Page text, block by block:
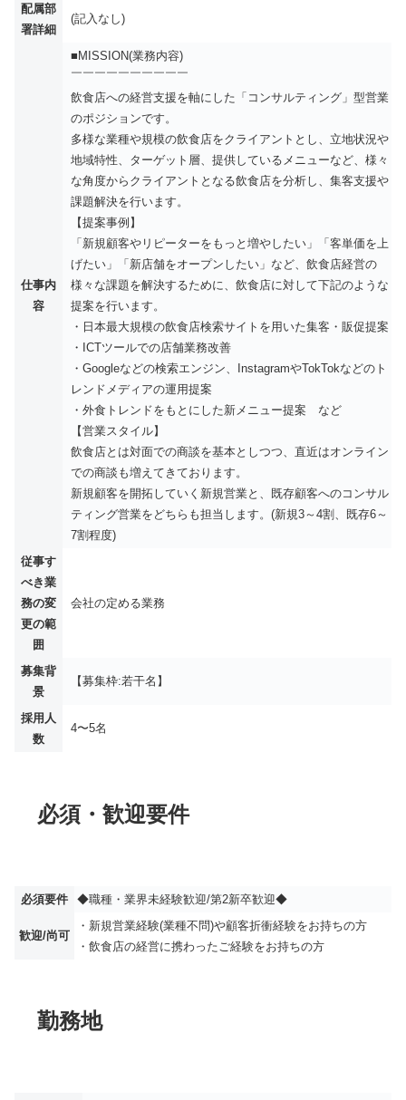
配属部
署詳細
(記入なし)
仕事内
容
■MISSION(業務内容)
￣￣￣￣￣￣￣￣￣￣
飲食店への経営支援を軸にした「コンサルティング」型営業
のポジションです。
多様な業種や規模の飲食店をクライアントとし、立地状況や
地域特性、ターゲット層、提供しているメニューなど、様々
な角度からクライアントとなる飲食店を分析し、集客支援や
課題解決を行います。
【提案事例】
「新規顧客やリピーターをもっと増やしたい」「客単価を上
げたい」「新店舗をオープンしたい」など、飲食店経営の
様々な課題を解決するために、飲食店に対して下記のような
提案を行います。
・日本最大規模の飲食店検索サイトを用いた集客・販促提案
・ICTツールでの店舗業務改善
・Googleなどの検索エンジン、InstagramやTokTokなどのト
レンドメディアの運用提案
・外食トレンドをもとにした新メニュー提案 など
【営業スタイル】
飲食店とは対面での商談を基本としつつ、直近はオンライン
での商談も増えてきております。
新規顧客を開拓していく新規営業と、既存顧客へのコンサル
ティング営業をどちらも担当します。(新規3～4割、既存6～
7割程度)
従事す
べき業
務の変
更の範
囲
会社の定める業務
募集背
景
【募集枠:若干名】
採用人
数
4〜5名
必須・歓迎要件
必須要件 ◆職種・業界未経験歓迎/第2新卒歓迎◆
歓迎/尚可
・新規営業経験(業種不問)や顧客折衝経験をお持ちの方
・飲食店の経営に携わったご経験をお持ちの方
勤務地